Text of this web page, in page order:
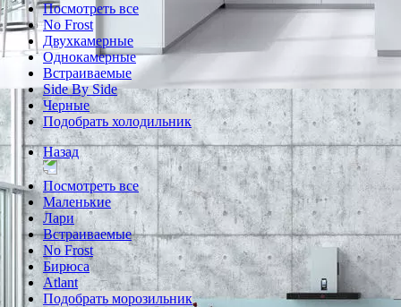
Посмотреть все
No Frost
Двухкамерные
Однокамерные
Встраиваемые
Side By Side
Черные
Подобрать холодильник
Назад
Посмотреть все
Маленькие
Лари
Встраиваемые
No Frost
Бирюса
Atlant
Подобрать морозильник